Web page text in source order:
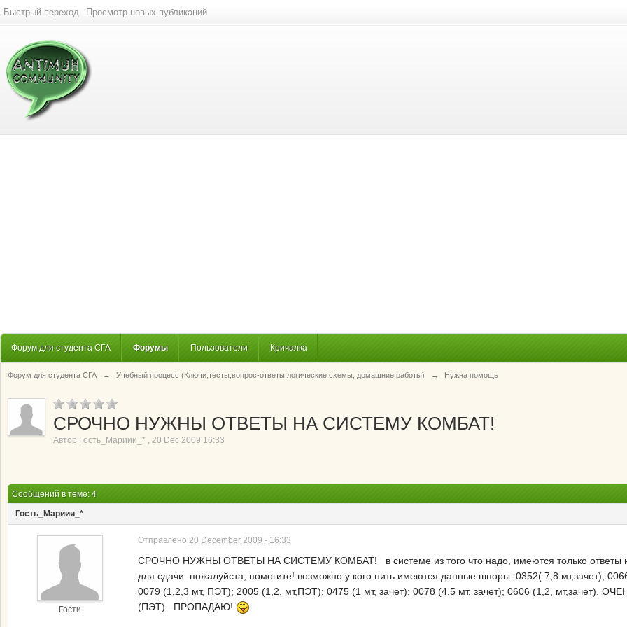
Быстрый переход Просмотр новых публикаций
Форум для студента СГА Форумы Пользователи Кричалка
Форум для студента СГА → Учебный процесс (Ключи,тесты,вопрос-ответы,логические схемы, домашние работы) → Нужна помощь
СРОЧНО НУЖНЫ ОТВЕТЫ НА СИСТЕМУ КОМБАТ!
Автор Гость_Мариии_* , 20 Dec 2009 16:33
Сообщений в теме: 4
Гость_Мариии_*
Гости
Отправлено 20 December 2009 - 16:33
СРОЧНО НУЖНЫ ОТВЕТЫ НА СИСТЕМУ КОМБАТ! в системе из того что надо, имеются только ответы
для сдачи..пожалуйста, помогите! возможно у кого нить имеются данные шпоры: 0352( 7,8 мт,зачет);
0079 (1,2,3 мт, ПЭТ); 2005 (1,2, мт,ПЭТ); 0475 (1 мт, зачет); 0078 (4,5 мт, зачет); 0606 (1,2, мт,зачет).
(ПЭТ)...ПРОПАДАЮ!